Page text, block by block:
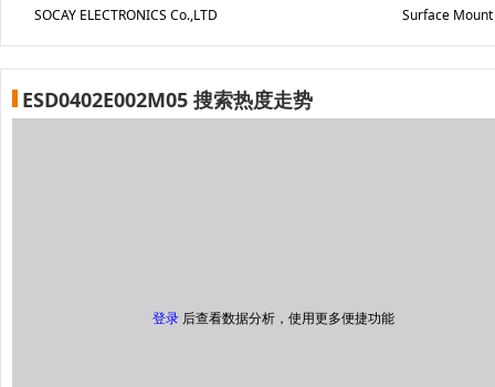
SOCAY ELECTRONICS Co.,LTD Surface
ESD0402E002M05 搜索热度走势
登录 后查看数据分析，使用更多便捷功能